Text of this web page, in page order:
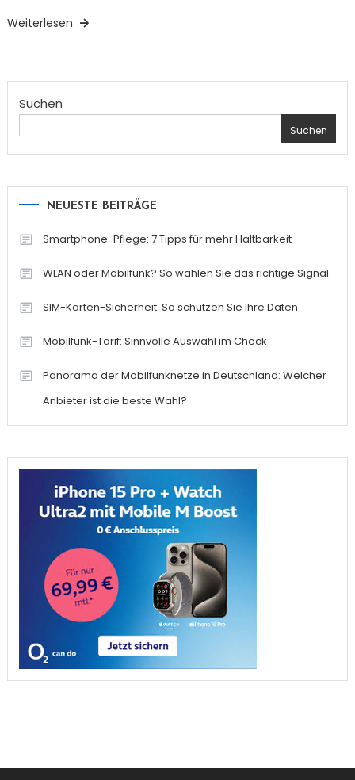
Weiterlesen
Suchen
Suchen
NEUESTE BEITRÄGE
Smartphone-Pflege: 7 Tipps für mehr Haltbarkeit
WLAN oder Mobilfunk? So wählen Sie das richtige Signal
SIM-Karten-Sicherheit: So schützen Sie Ihre Daten
Mobilfunk-Tarif: Sinnvolle Auswahl im Check
Panorama der Mobilfunknetze in Deutschland: Welcher
Anbieter ist die beste Wahl?